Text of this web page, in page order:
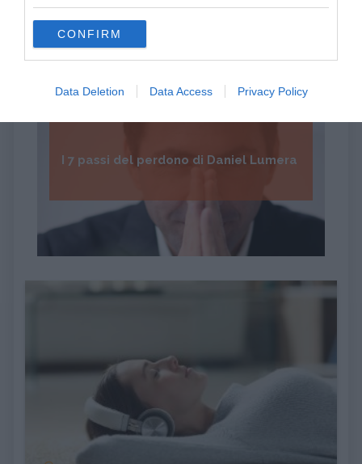
use your data for below specified purposes in below Google
consent section.
CONFIRM
Data Deletion Data Access Privacy Policy
I 7 passi del perdono di Daniel Lumera